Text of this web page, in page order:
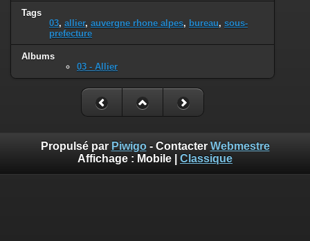
Tags
03, allier, auvergne rhone alpes, bureau, sous-
prefecture
Albums
03 - Allier
Propulsé par Piwigo- Contacter Webmestre
Affichage : Mobile Classique